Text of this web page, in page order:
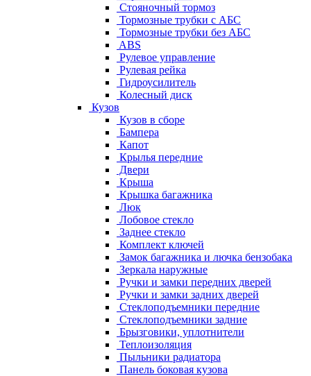
Стояночный тормоз
Тормозные трубки с АБС
Тормозные трубки без АБС
ABS
Рулевое управление
Рулевая рейка
Гидроусилитель
Колесный диск
Кузов
Кузов в сборе
Бампера
Капот
Крылья передние
Двери
Крыша
Крышка багажника
Люк
Лобовое стекло
Заднее стекло
Комплект ключей
Замок багажника и лючка бензобака
Зеркала наружные
Ручки и замки передних дверей
Ручки и замки задних дверей
Стеклоподъемники передние
Стеклоподъемники задние
Брызговики, уплотнители
Теплоизоляция
Пыльники радиатора
Панель боковая кузова